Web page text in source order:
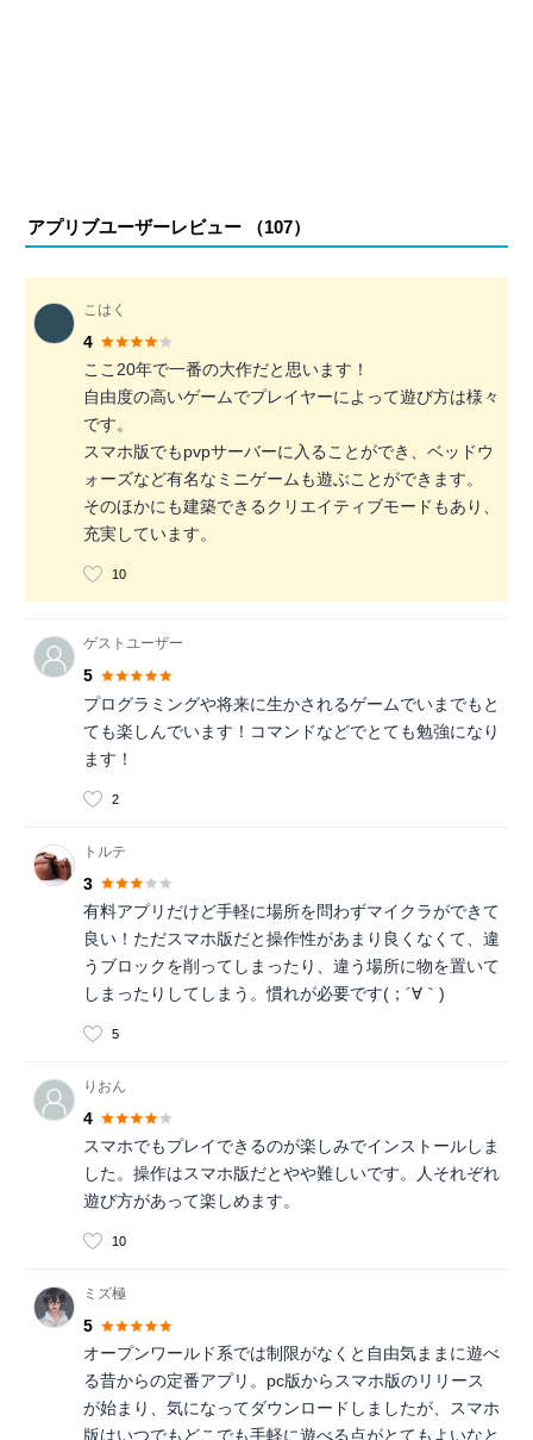
アプリブユーザーレビュー （107）
こはく
4
ここ20年で一番の大作だと思います！
自由度の高いゲームでプレイヤーによって遊び方は様々
です。
スマホ版でもpvpサーバーに入ることができ、ベッドウ
ォーズなど有名なミニゲームも遊ぶことができます。
そのほかにも建築できるクリエイティブモードもあり、
充実しています。
10
ゲストユーザー
5
プログラミングや将来に生かされるゲームでいまでもと
ても楽しんでいます！コマンドなどでとても勉強になり
ます！
2
トルテ
3
有料アプリだけど手軽に場所を問わずマイクラができて
良い！ただスマホ版だと操作性があまり良くなくて、違
うブロックを削ってしまったり、違う場所に物を置いて
しまったりしてしまう。慣れが必要です(；´∀｀)
5
りおん
4
スマホでもプレイできるのが楽しみでインストールしま
した。操作はスマホ版だとやや難しいです。人それぞれ
遊び方があって楽しめます。
10
ミズ極
5
オープンワールド系では制限がなくと自由気ままに遊べ
る昔からの定番アプリ。pc版からスマホ版のリリース
が始まり、気になってダウンロードしましたが、スマホ
版はいつでもどこでも手軽に遊べる点がとてもよいなと